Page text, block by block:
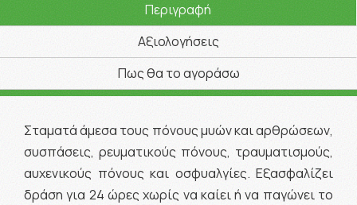
Περιγραφή
Αξιολογήσεις
Πως θα το αγοράσω
Σταματά άμεσα τους πόνους μυών και αρθρώσεων,
συσπάσεις, ρευματικούς πόνους, τραυματισμούς,
αυχενικούς πόνους και οσφυαλγίες. Εξασφαλίζει
δράση για 24 ώρες χωρίς να καίει ή να παγώνει το